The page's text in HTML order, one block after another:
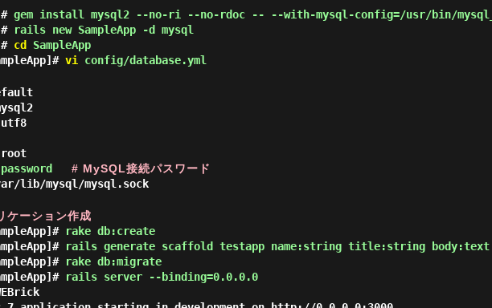
gem install mysql2 --no-ri --no-rdoc -- --with-mysql-config=/usr/bin/
rails new SampleApp -d mysql
cd
SampleApp
vi config/database.yml
password
# MySQL接続パスワード
lib/mysql/mysql.sock
ケーション作成
rake db:create
rails generate scaffold testapp name:string title:string body:text
rake db:migrate
rails server --binding=0.0.0.0